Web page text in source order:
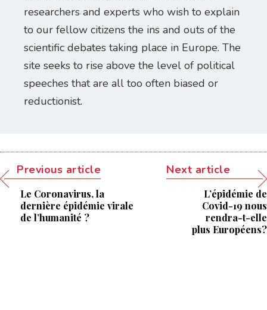
researchers and experts who wish to explain
to our fellow citizens the ins and outs of the
scientific debates taking place in Europe. The
site seeks to rise above the level of political
speeches that are all too often biased or
reductionist.
Previous article
Le Coronavirus, la
dernière épidémie virale
de l’humanité ?
Next article
L’épidémie de
Covid-19 nous
rendra-t-elle
plus Européens?